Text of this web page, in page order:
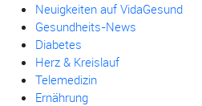
Neuigkeiten auf VidaGesund
Gesundheits-News
Diabetes
Herz & Kreislauf
Telemedizin
Ernährung